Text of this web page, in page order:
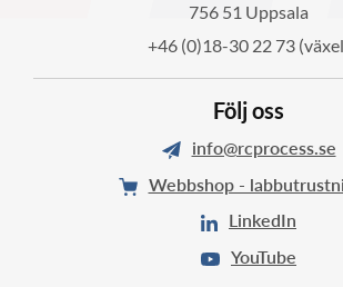
756 51 Uppsala
+46 (0)18-30 22 73
Följ oss
info@rcprocess.se
Webbshop -
LinkedIn
YouTube